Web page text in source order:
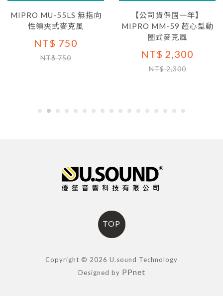
MIPRO MU-55LS 無指向
性領夾式麥克風
NT$ 750
NT$ 750
【公司貨保固一年】
MIPRO MM-59 超心型動
圈式麥克風
NT$ 2,300
NT$ 2,300
TOP
Copyright © 2026 U.sound Technology
Designed by PPnet